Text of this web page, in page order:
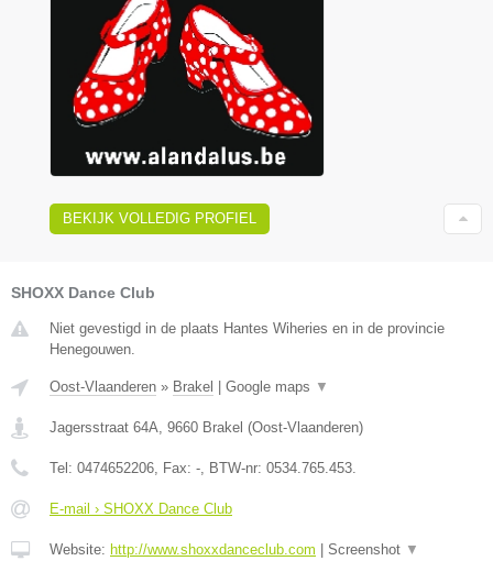
BEKIJK VOLLEDIG PROFIEL
SHOXX Dance Club
Niet gevestigd in de plaats Hantes Wiheries en in de provincie
Henegouwen.
Oost-Vlaanderen » Brakel | Google maps ▼
Jagersstraat 64A 9660 Brakel (Oost-Vlaanderen)
Tel: 0474652206 , Fax: - , BTW-nr: 0534.765.453.
E-mail › SHOXX Dance Club
Website: http://www.shoxxdanceclub.com | Screenshot ▼